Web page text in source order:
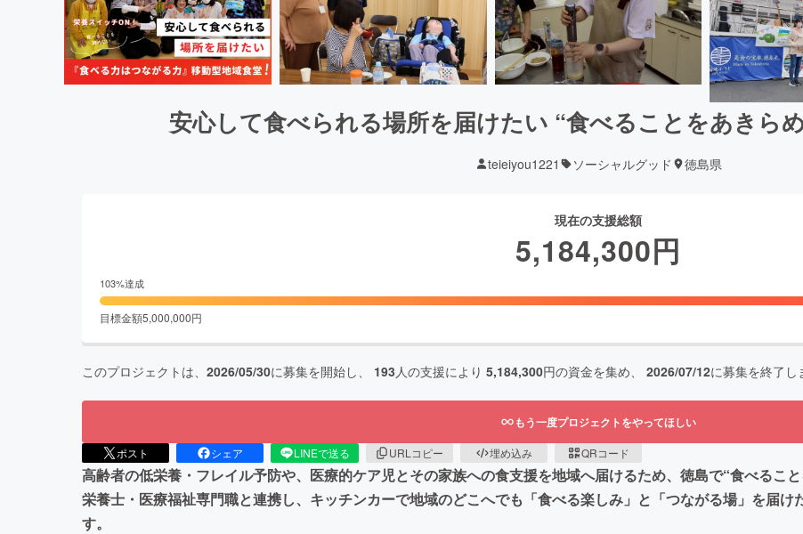
安心して食べられる場所を届けたい “食べることをあきら
teieiyou1221 ソーシャルグッド 徳島県
現在の支援総額
5,184,300円
103%達成
目標金額5,000,000円
このプロジェクトは、 2026/05/30に募集を開始し、 193 人の支援により 5,184,300円の資金を集め、 2026/07/12に募集を終了し
もう一度プロジェクトをやってほしい
ポスト シェア LINEで送る URLコピー 埋め込み QRコード
高齢者の低栄養・フレイル予防や、医療的ケア児とその家族への食支援を地域へ届けるため、徳島で“食べるこ
栄養士・医療福祉専門職と連携し、キッチンカーで地域のどこへでも「食べる楽しみ」と「つながる場」を届け
す。